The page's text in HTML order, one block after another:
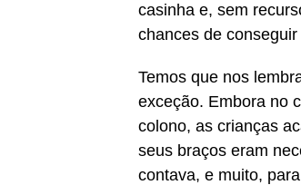
casinha e, sem
chances de
Temos que nos
exceção. Embora no
colono, as crianças
seus braços eram
contava, e muito,